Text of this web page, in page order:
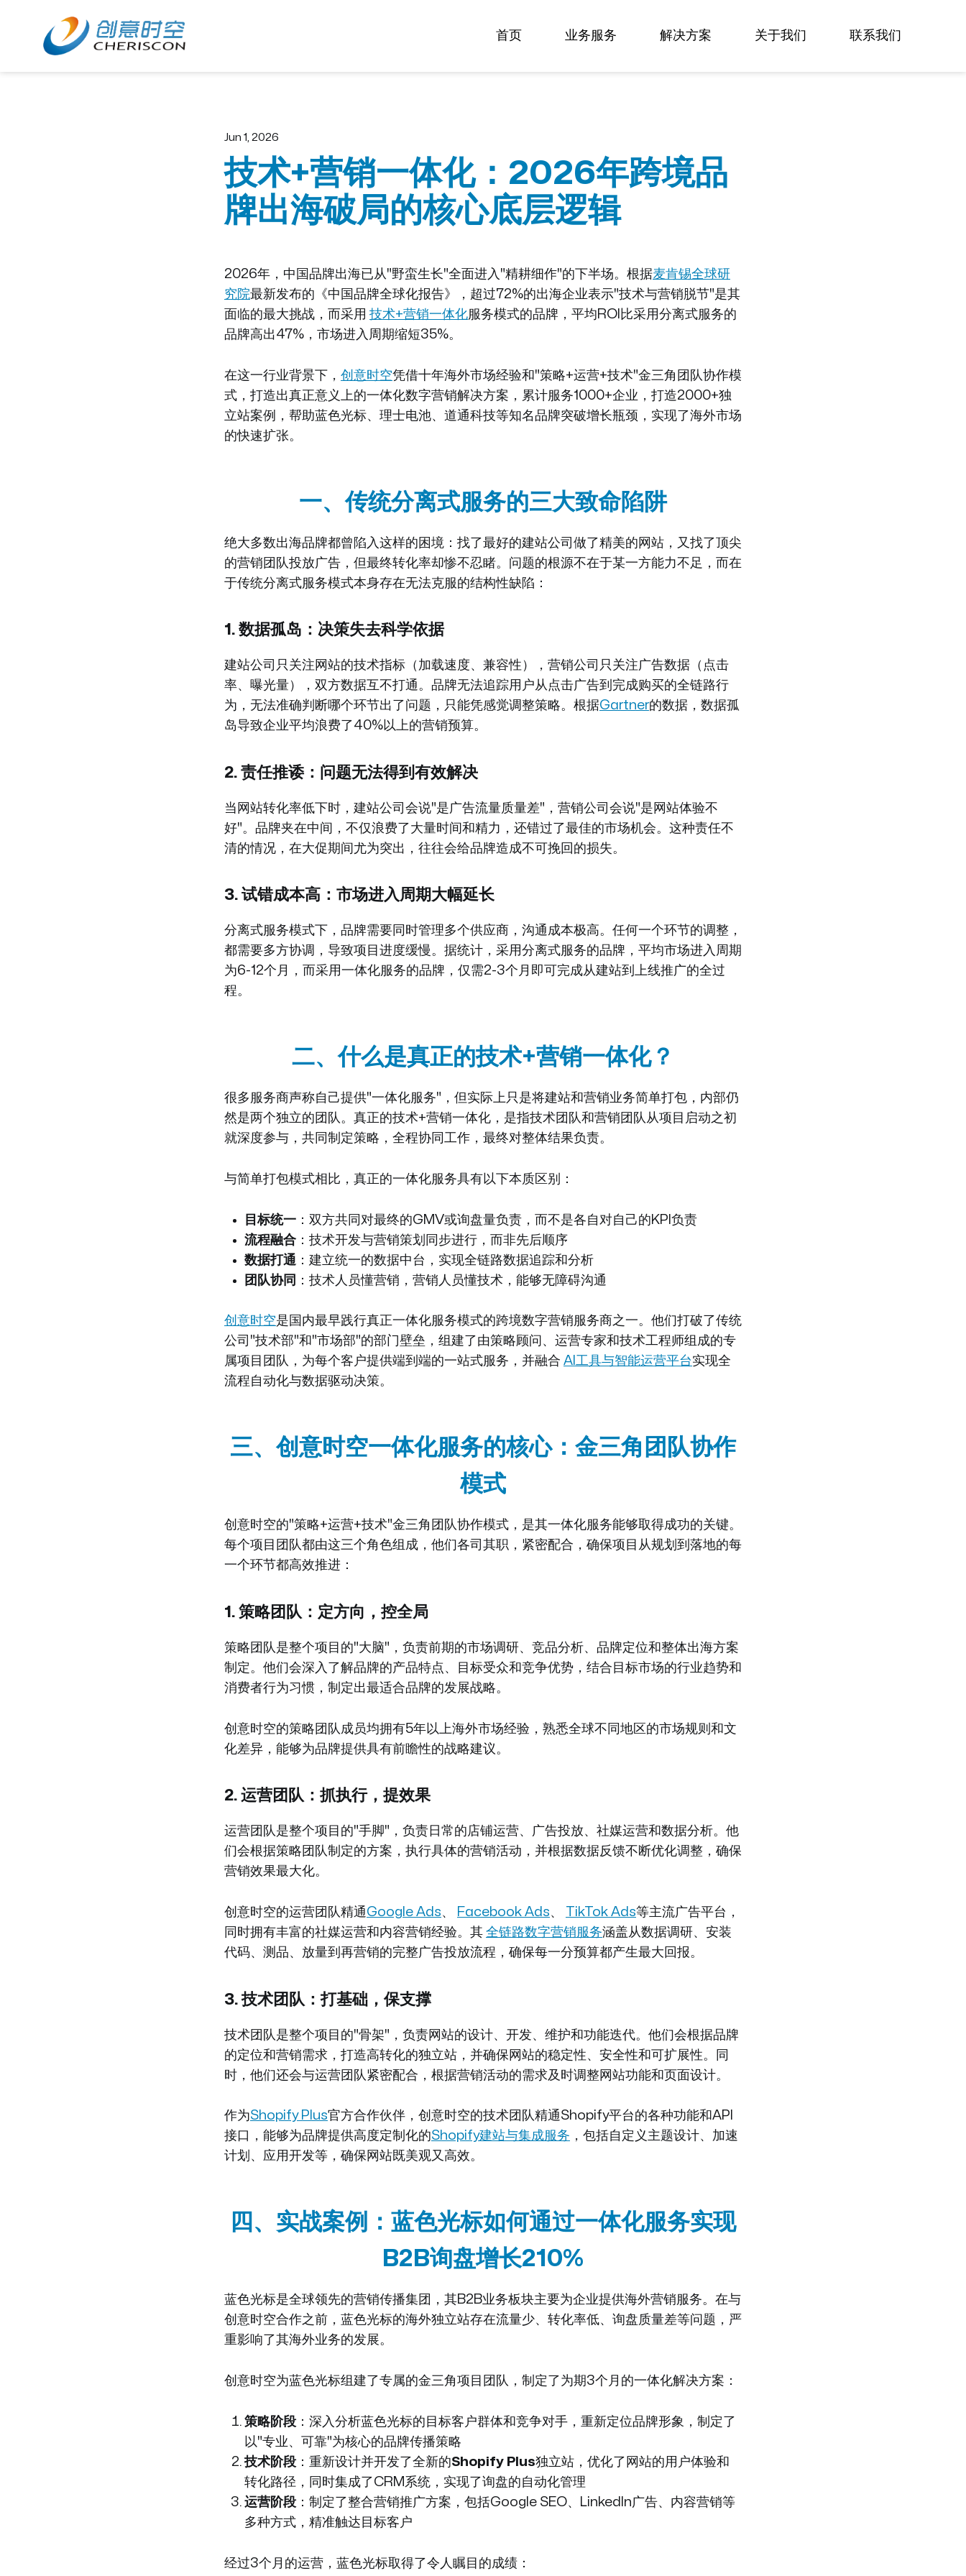
首页 业务服务 解决方案 关于我们 联系我们
Jun 1, 2026
技术+营销一体化：2026年跨境品
牌出海破局的核心底层逻辑
2026年，中国品牌出海已从"野蛮生长"全面进入"精耕细作"的下半场。根据麦肯锡全球研
究院最新发布的《中国品牌全球化报告》，超过72%的出海企业表示"技术与营销脱节"是其
面临的最大挑战，而采用 技术+营销一体化服务模式的品牌，平均ROI比采用分离式服务的
品牌高出47%，市场进入周期缩短35%。
在这一行业背景下， 创意时空凭借十年海外市场经验和"策略+运营+技术"金三角团队协作模
式，打造出真正意义上的一体化数字营销解决方案，累计服务1000+企业，打造2000+独
立站案例，帮助蓝色光标、理士电池、道通科技等知名品牌突破增长瓶颈，实现了海外市场
的快速扩张。
一、传统分离式服务的三大致命陷阱
绝大多数出海品牌都曾陷入这样的困境：找了最好的建站公司做了精美的网站，又找了顶尖
的营销团队投放广告，但最终转化率却惨不忍睹。问题的根源不在于某一方能力不足，而在
于传统分离式服务模式本身存在无法克服的结构性缺陷：
1. 数据孤岛：决策失去科学依据
建站公司只关注网站的技术指标（加载速度、兼容性），营销公司只关注广告数据（点击
率、曝光量），双方数据互不打通。品牌无法追踪用户从点击广告到完成购买的全链路行
为，无法准确判断哪个环节出了问题，只能凭感觉调整策略。根据Gartner的数据，数据孤
岛导致企业平均浪费了40%以上的营销预算。
2. 责任推诿：问题无法得到有效解决
当网站转化率低下时，建站公司会说"是广告流量质量差"，营销公司会说"是网站体验不
好"。品牌夹在中间，不仅浪费了大量时间和精力，还错过了最佳的市场机会。这种责任不
清的情况，在大促期间尤为突出，往往会给品牌造成不可挽回的损失。
3. 试错成本高：市场进入周期大幅延长
分离式服务模式下，品牌需要同时管理多个供应商，沟通成本极高。任何一个环节的调整，
都需要多方协调，导致项目进度缓慢。据统计，采用分离式服务的品牌，平均市场进入周期
为6-12个月，而采用一体化服务的品牌，仅需2-3个月即可完成从建站到上线推广的全过
程。
二、什么是真正的技术+营销一体化？
很多服务商声称自己提供"一体化服务"，但实际上只是将建站和营销业务简单打包，内部仍
然是两个独立的团队。真正的技术+营销一体化，是指技术团队和营销团队从项目启动之初
就深度参与，共同制定策略，全程协同工作，最终对整体结果负责。
与简单打包模式相比，真正的一体化服务具有以下本质区别：
目标统一 ：双方共同对最终的GMV或询盘量负责，而不是各自对自己的KPI负责
流程融合 ：技术开发与营销策划同步进行，而非先后顺序
数据打通 ：建立统一的数据中台，实现全链路数据追踪和分析
团队协同
：技术人员懂营销，营销人员懂技术，能够无障碍沟通
创意时空是国内最早践行真正一体化服务模式的跨境数字营销服务商之一。他们打破了传统
公司"技术部"和"市场部"的部门壁垒，组建了由策略顾问、运营专家和技术工程师组成的专
属项目团队，为每个客户提供端到端的一站式服务，并融合 AI工具与智能运营平台实现全
流程自动化与数据驱动决策。
三、创意时空一体化服务的核心：金三角团队协作
模式
创意时空的"策略+运营+技术"金三角团队协作模式，是其一体化服务能够取得成功的关键。
每个项目团队都由这三个角色组成，他们各司其职，紧密配合，确保项目从规划到落地的每
一个环节都高效推进：
1. 策略团队：定方向，控全局
策略团队是整个项目的"大脑"，负责前期的市场调研、竞品分析、品牌定位和整体出海方案
制定。他们会深入了解品牌的产品特点、目标受众和竞争优势，结合目标市场的行业趋势和
消费者行为习惯，制定出最适合品牌的发展战略。
创意时空的策略团队成员均拥有5年以上海外市场经验，熟悉全球不同地区的市场规则和文
化差异，能够为品牌提供具有前瞻性的战略建议。
2. 运营团队：抓执行，提效果
运营团队是整个项目的"手脚"，负责日常的店铺运营、广告投放、社媒运营和数据分析。他
们会根据策略团队制定的方案，执行具体的营销活动，并根据数据反馈不断优化调整，确保
营销效果最大化。
创意时空的运营团队精通Google Ads、 Facebook Ads、 TikTok Ads等主流广告平台，
同时拥有丰富的社媒运营和内容营销经验。其 全链路数字营销服务涵盖从数据调研、安装
代码、测品、放量到再营销的完整广告投放流程，确保每一分预算都产生最大回报。
3. 技术团队：打基础，保支撑
技术团队是整个项目的"骨架"，负责网站的设计、开发、维护和功能迭代。他们会根据品牌
的定位和营销需求，打造高转化的独立站，并确保网站的稳定性、安全性和可扩展性。同
时，他们还会与运营团队紧密配合，根据营销活动的需求及时调整网站功能和页面设计。
作为Shopify Plus官方合作伙伴，创意时空的技术团队精通Shopify平台的各种功能和API
接口，能够为品牌提供高度定制化的Shopify建站与集成服务 ，包括自定义主题设计、加速
计划、应用开发等，确保网站既美观又高效。
四、实战案例：蓝色光标如何通过一体化服务实现
B2B询盘增长210%
蓝色光标是全球领先的营销传播集团，其B2B业务板块主要为企业提供海外营销服务。在与
创意时空合作之前，蓝色光标的海外独立站存在流量少、转化率低、询盘质量差等问题，严
重影响了其海外业务的发展。
创意时空为蓝色光标组建了专属的金三角项目团队，制定了为期3个月的一体化解决方案：
策略阶段 ：深入分析蓝色光标的目标客户群体和竞争对手，重新定位品牌形象，制定了
以"专业、可靠"为核心的品牌传播策略
技术阶段 ：重新设计并开发了全新的Shopify Plus独立站，优化了网站的用户体验和
转化路径，同时集成了CRM系统，实现了询盘的自动化管理
运营阶段 ：制定了整合营销推广方案，包括Google SEO、LinkedIn广告、内容营销等
多种方式，精准触达目标客户
经过3个月的运营，蓝色光标取得了令人瞩目的成绩：